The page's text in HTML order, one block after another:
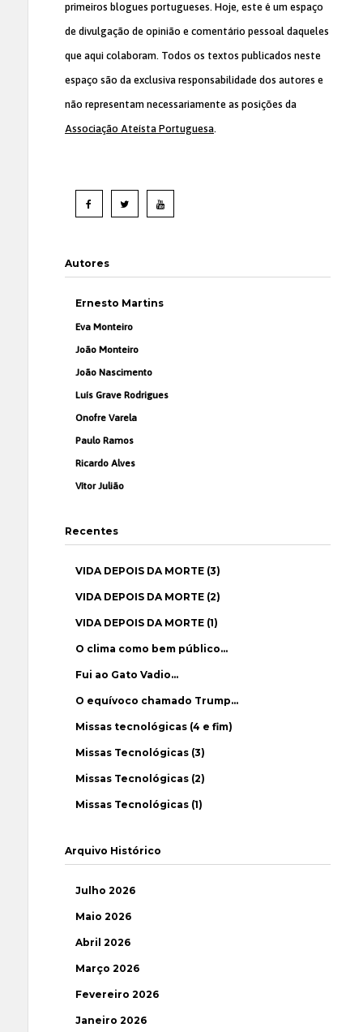
primeiros blogues portugueses. Hoje, este é um espaço
de divulgação de opinião e comentário pessoal daqueles
que aqui colaboram. Todos os textos publicados neste
espaço são da exclusiva responsabilidade dos autores e
não representam necessariamente as posições da
Associação Ateísta Portuguesa.
Autores
Ernesto Martins
Eva Monteiro
João Monteiro
João Nascimento
Luís Grave Rodrigues
Onofre Varela
Paulo Ramos
Ricardo Alves
Vítor Julião
Recentes
VIDA DEPOIS DA MORTE (3)
VIDA DEPOIS DA MORTE (2)
VIDA DEPOIS DA MORTE (1)
O clima como bem público…
Fui ao Gato Vadio…
O equívoco chamado Trump…
Missas tecnológicas (4 e fim)
Missas Tecnológicas (3)
Missas Tecnológicas (2)
Missas Tecnológicas (1)
Arquivo Histórico
Julho 2026
Maio 2026
Abril 2026
Março 2026
Fevereiro 2026
Janeiro 2026